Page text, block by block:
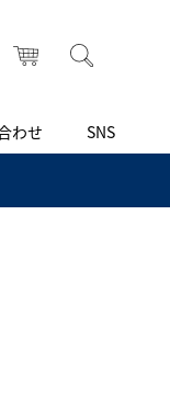
お気に入りカート
わせ SNS
へ